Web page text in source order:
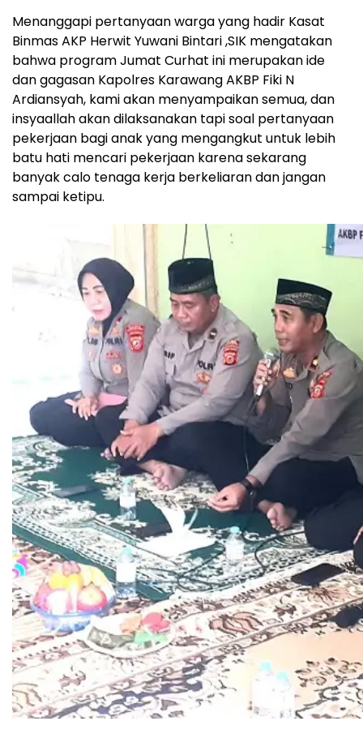
‎‎Menanggapi pertanyaan warga yang hadir Kasat
Binmas AKP Herwit Yuwani Bintari ,SIK mengatakan
bahwa program Jumat Curhat ini merupakan ide
dan gagasan Kapolres Karawang AKBP Fiki N
Ardiansyah, kami akan menyampaikan semua, dan
insyaallah akan dilaksanakan tapi soal pertanyaan
pekerjaan bagi anak yang mengangkut untuk lebih
batu hati mencari pekerjaan karena sekarang
banyak calo tenaga kerja berkeliaran dan jangan
sampai ketipu.